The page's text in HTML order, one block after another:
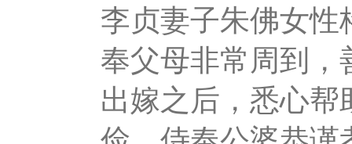
李贞妻子朱佛女性
奉父母非常周到，
出嫁之后，悉心